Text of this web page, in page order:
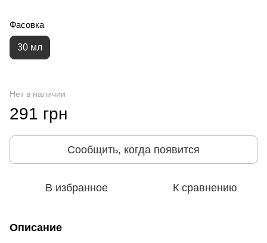
Фасовка
30 мл
Нет в наличии
291 грн
Сообщить, когда появится
В избранное К сравнению
Описание